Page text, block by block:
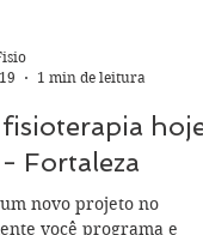
1 min de leitura
hoje?
Fortaleza